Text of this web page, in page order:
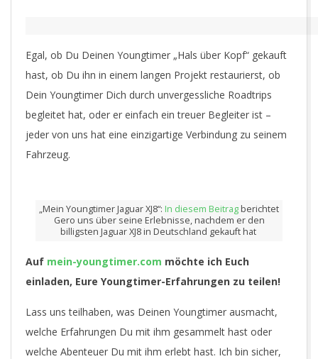
Egal, ob Du Deinen Youngtimer „Hals über Kopf“ gekauft
hast, ob Du ihn in einem langen Projekt restaurierst, ob
Dein Youngtimer Dich durch unvergessliche Roadtrips
begleitet hat, oder er einfach ein treuer Begleiter ist –
jeder von uns hat eine einzigartige Verbindung zu seinem
Fahrzeug.
„Mein Youngtimer Jaguar XJ8“: In diesem Beitrag berichtet
Gero uns über seine Erlebnisse, nachdem er den
billigsten Jaguar XJ8 in Deutschland gekauft hat
Auf mein-youngtimer.com möchte ich Euch
einladen, Eure Youngtimer-Erfahrungen zu teilen!
Lass uns teilhaben, was Deinen Youngtimer ausmacht,
welche Erfahrungen Du mit ihm gesammelt hast oder
welche Abenteuer Du mit ihm erlebt hast. Ich bin sicher,